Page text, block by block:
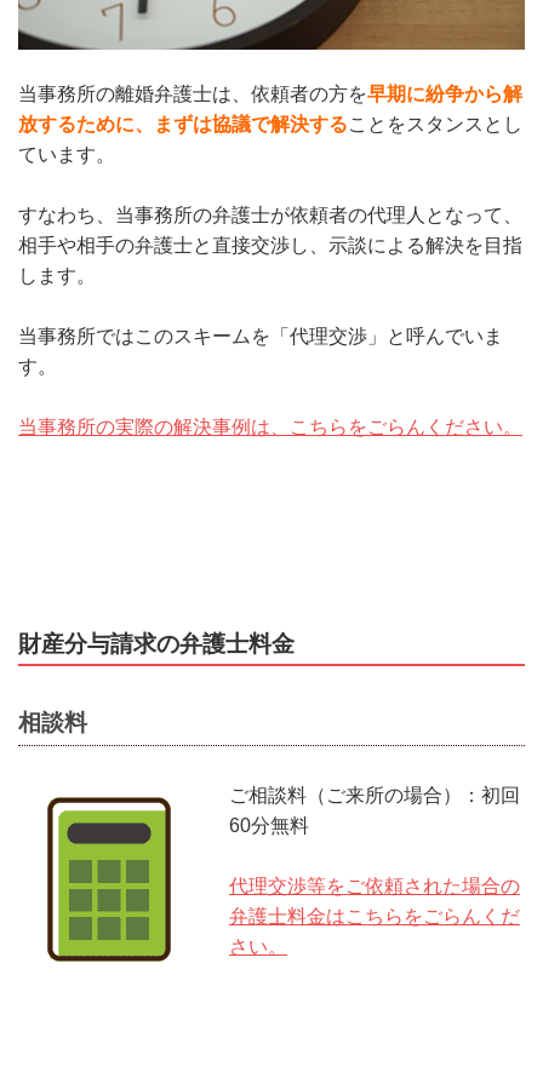
当事務所の離婚弁護士は、依頼者の方を早期に紛争から解
放するために、まずは協議で解決することをスタンスとし
ています。
すなわち、当事務所の弁護士が依頼者の代理人となって、
相手や相手の弁護士と直接交渉し、示談による解決を目指
します。
当事務所ではこのスキームを「代理交渉」と呼んでいま
す。
当事務所の実際の解決事例は、こちらをごらんください。
財産分与請求の弁護士料金
相談料
ご相談料（ご来所の場合）：初回
60分無料
代理交渉等をご依頼された場合の
弁護士料金はこちらをごらんくだ
さい。